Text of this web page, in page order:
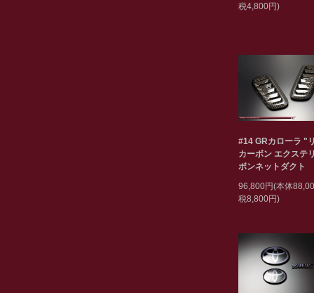
税4,800円)
#14 GRカローラ "
カーボン エクステ
ボンネットダクト
96,800円(本体
税8,800円)